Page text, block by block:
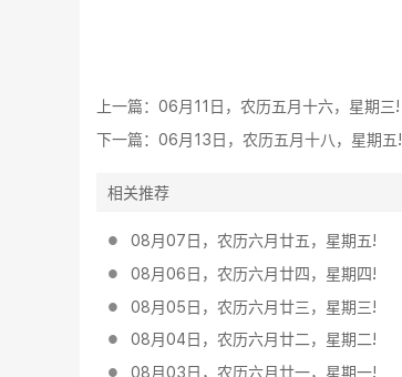
上一篇： 06月11日，农历五月十六，星期三!
下一篇： 06月13日，农历五月十八，星期五!
相关推荐
08月07日，农历六月廿五，星期五!
08月06日，农历六月廿四，星期四!
08月05日，农历六月廿三，星期三!
08月04日，农历六月廿二，星期二!
08月03日，农历六月廿一，星期一!